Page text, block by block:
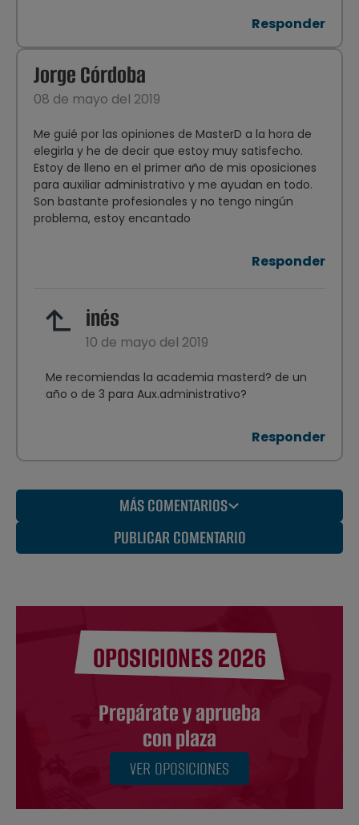
Responder
Jorge Córdoba
08 de mayo del 2019
Me guié por las opiniones de MasterD a la hora de
elegirla y he de decir que estoy muy satisfecho.
Estoy de lleno en el primer año de mis oposiciones
para auxiliar administrativo y me ayudan en todo.
Son bastante profesionales y no tengo ningún
problema, estoy encantado
Responder
inés
10 de mayo del 2019
Me recomiendas la academia masterd? de un
año o de 3 para Aux.administrativo?
Responder
MÁS COMENTARIOS
PUBLICAR COMENTARIO
OPOSICIONES 2026
Prepárate y aprueba
con plaza
VER OPOSICIONES